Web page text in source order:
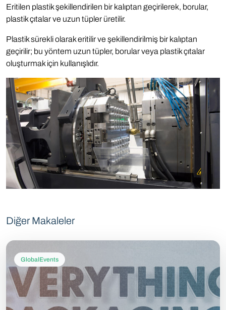
Eritilen plastik şekillendirilen bir kalıptan geçirilerek, borular,
plastik çıtalar ve uzun tüpler üretilir.
Plastik sürekli olarak eritilir ve şekillendirilmiş bir kalıptan
geçirilir; bu yöntem uzun tüpler, borular veya plastik çıtalar
oluşturmak için kullanışlıdır.
Diğer Makaleler
GlobalEvents